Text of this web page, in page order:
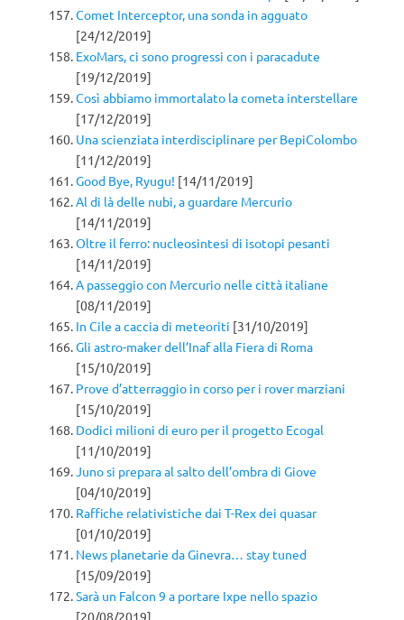
Comet Interceptor, una sonda in agguato
[24/12/2019]
ExoMars, ci sono progressi con i paracadute
[19/12/2019]
Così abbiamo immortalato la cometa interstellare
[17/12/2019]
Una scienziata interdisciplinare per BepiColombo
[11/12/2019]
Good Bye, Ryugu! [14/11/2019]
Al di là delle nubi, a guardare Mercurio
[14/11/2019]
Oltre il ferro: nucleosintesi di isotopi pesanti
[14/11/2019]
A passeggio con Mercurio nelle città italiane
[08/11/2019]
In Cile a caccia di meteoriti [31/10/2019]
Gli astro-maker dell’Inaf alla Fiera di Roma
[15/10/2019]
Prove d’atterraggio in corso per i rover marziani
[15/10/2019]
Dodici milioni di euro per il progetto Ecogal
[11/10/2019]
Juno si prepara al salto dell’ombra di Giove
[04/10/2019]
Raffiche relativistiche dai T-Rex dei quasar
[01/10/2019]
News planetarie da Ginevra… stay tuned
[15/09/2019]
Sarà un Falcon 9 a portare Ixpe nello spazio
[20/08/2019]